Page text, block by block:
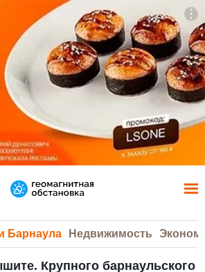
Барнаула Недвижимость
Крупного барнаульского